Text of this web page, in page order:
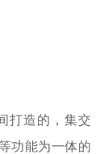
打造的，集交
功能为一体的